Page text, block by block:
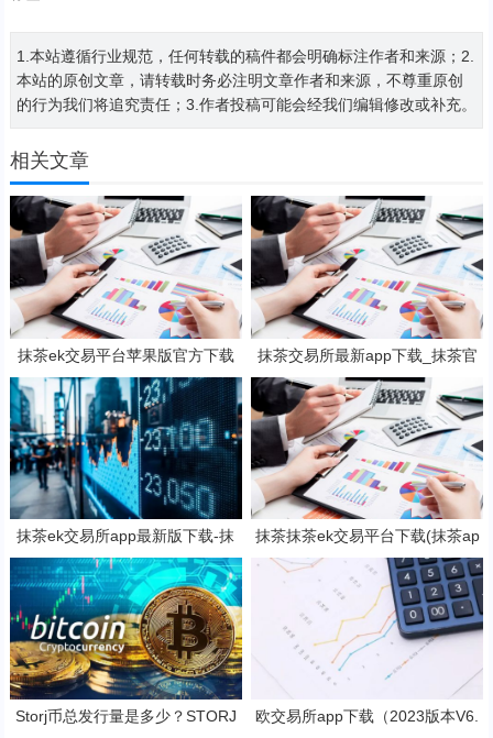
1.本站遵循行业规范，任何转载的稿件都会明确标注作者和来源；2.
本站的原创文章，请转载时务必注明文章作者和来源，不尊重原创
的行为我们将追究责任；3.作者投稿可能会经我们编辑修改或补充。
相关文章
抹茶ek交易平台苹果版官方下载
抹茶b钱包v6.2.3下载地址
抹茶交易所最新app下载_抹茶官
网入口(v6.25.0)
抹茶ek交易所app最新版下载-抹
茶ek交易所所有版本
抹茶抹茶ek交易平台下载(抹茶ap
p专业版v8.2.4下载)
Storj币总发行量是多少？STORJ
欧交易所app下载（2023版本V6.